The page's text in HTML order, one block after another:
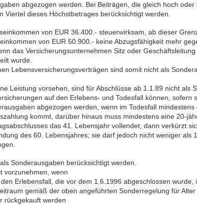
abgezogen werden. Bei Beiträgen, die gleich hoch
dieses Höchstbetrages berücksichtigt werden.
von EUR 36.400.- steuerwirksam, ab dieser
von EUR 50.900.- keine Abzugsfähigkeit mehr
das Versicherungsunternehmen Sitz oder
wurde.
Lebensversicherungsverträgen sind somit nicht als
Leistung vorsehen, sind für Abschlüsse ab 1.1.89 nicht als
auf den Erlebens- und Todesfall können, sofern
abgezogen werden, wenn im Todesfall mindestens
kommt, darüber hinaus muss mindestens eine 20-
das 41. Lebensjahr vollendet, dann verkürzt
des 60. Lebensjahres; sie darf jedoch nicht weniger als
Sonderausgaben berücksichtigt werden.
vorzunehmen, wenn
Erlebensfall, die vor dem 1.6.1996 abgeschlossen wurde,
gemäß der oben angeführten Sonderregelung für
rückgekauft werden